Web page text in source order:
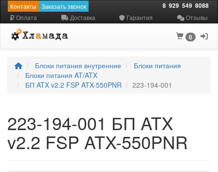
Контакты Заказать звонок 8 929 549 8088
Оплата Доставка Гарантия Отзывы
0
Блоки питания внутренние
Блоки питания
Блоки питания AT/ATX
БП ATX v2.2 FSP ATX-550PNR
223-194-001
223-194-001 БП ATX
v2.2 FSP ATX-550PNR